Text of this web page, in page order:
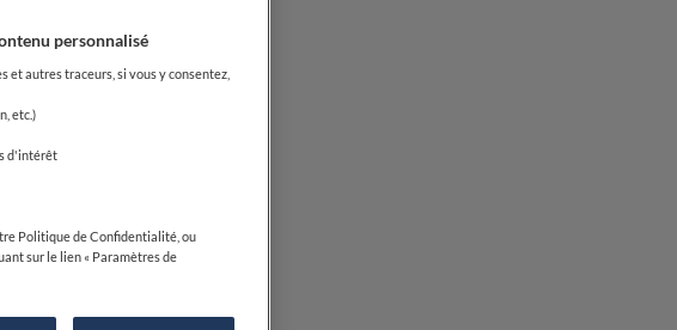
personnalisé
et autres traceurs, si vous y consentez,
etc.)
d'intérêt
Politique de Confidentialité, ou
sur le lien « Paramètres de